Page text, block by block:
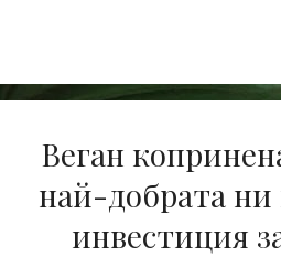
Веган
най-добрата
инвестиция